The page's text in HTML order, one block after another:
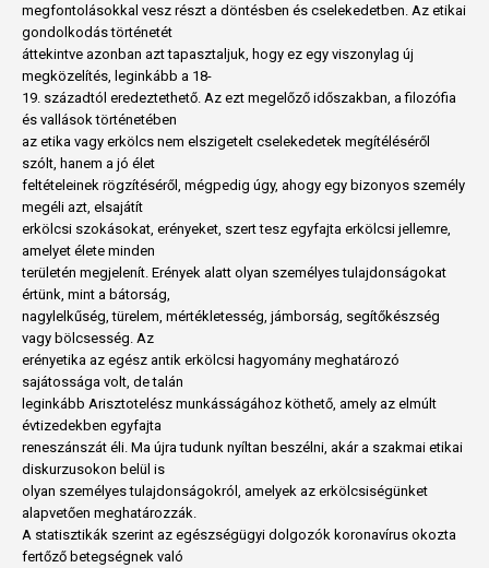
megfontolásokkal vesz részt a döntésben és cselekedetben. Az etikai
gondolkodás történetét
áttekintve azonban azt tapasztaljuk, hogy ez egy viszonylag új
megközelítés, leginkább a 18-
19. századtól eredeztethető. Az ezt megelőző időszakban, a filozófia
és vallások történetében
az etika vagy erkölcs nem elszigetelt cselekedetek megítéléséről
szólt, hanem a jó élet
feltételeinek rögzítéséről, mégpedig úgy, ahogy egy bizonyos személy
megéli azt, elsajátít
erkölcsi szokásokat, erényeket, szert tesz egyfajta erkölcsi jellemre,
amelyet élete minden
területén megjelenít. Erények alatt olyan személyes tulajdonságokat
értünk, mint a bátorság,
nagylelkűség, türelem, mértékletesség, jámborság, segítőkészség
vagy bölcsesség. Az
erényetika az egész antik erkölcsi hagyomány meghatározó
sajátossága volt, de talán
leginkább Arisztotelész munkásságához köthető, amely az elmúlt
évtizedekben egyfajta
reneszánszát éli. Ma újra tudunk nyíltan beszélni, akár a szakmai etikai
diskurzusokon belül is
olyan személyes tulajdonságokról, amelyek az erkölcsiségünket
alapvetően meghatározzák.
A statisztikák szerint az egészségügyi dolgozók koronavírus okozta
fertőző betegségnek való